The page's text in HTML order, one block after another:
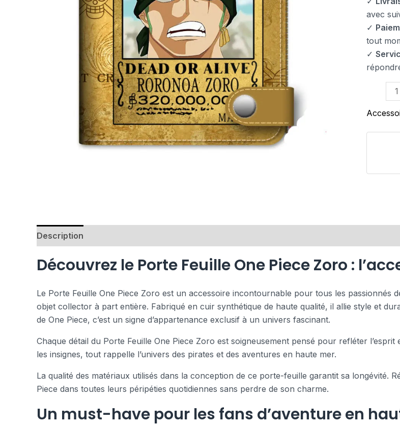
avec
✓
tout
✓
Description
Découvrez le Porte Feuille One Piece Zoro :
Le Porte Feuille One Piece Zoro est un accessoire incontournable pour tous les passionnés
objet collector à part entière. Fabriqué en cuir synthétique de haute qualité, il allie style et
de One Piece, c’est un signe d’appartenance exclusif à un univers fascinant.
Chaque détail du Porte Feuille One Piece Zoro est soigneusement pensé pour refléter
les insignes, tout rappelle l’univers des pirates et des aventures en haute mer.
La qualité des matériaux utilisés dans la conception de ce porte-feuille garantit sa longévité.
Piece dans toutes leurs péripéties quotidiennes sans perdre de son charme.
Un must-have pour les fans d’aventure en